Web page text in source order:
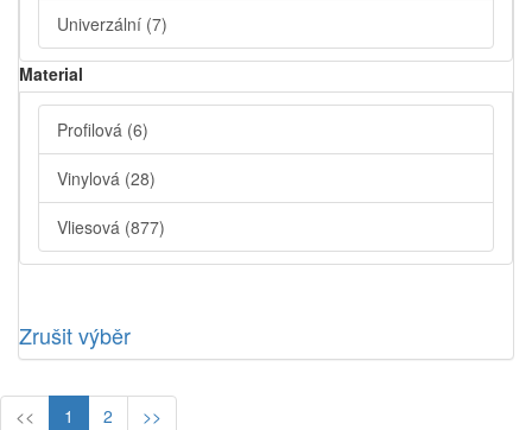
Univerzální (7)
Material
Profilová (6)
Vinylová (28)
Vliesová (877)
Zrušit výběr
<< 1 2 >>